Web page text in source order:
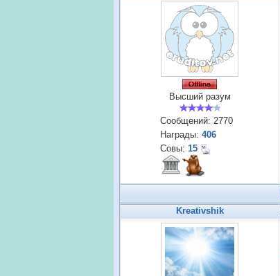
Высший разум
Сообщений: 2770
Награды: 406
Совы: 15
Kreativshik